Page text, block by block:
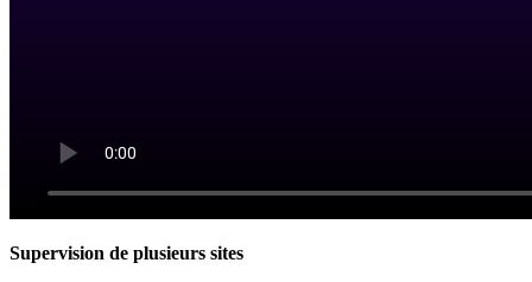
Supervision de plusieurs sites